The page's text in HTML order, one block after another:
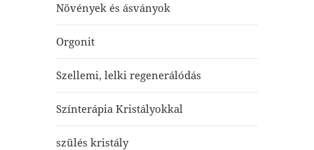
Növények és ásványok
Orgonit
Szellemi, lelki regenerálódás
Színterápia Kristályokkal
szülés kristály